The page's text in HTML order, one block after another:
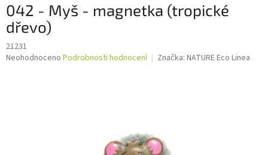
042 - Myš - magnetka (tropické
dřevo)
21231
Průměrné
Neohodnoceno Podrobnosti hodnocení Značka: NATURE Eco Linea